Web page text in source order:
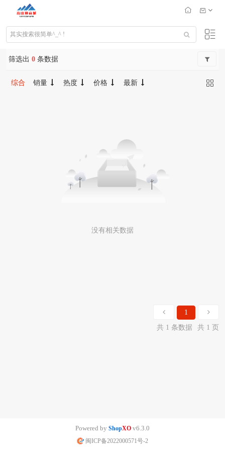
筛选出 0 条数据
综合 销量 热度 价格 最新
没有相关数据
1
共 1 条数据
共 1 页
Powered by ShopXO v6.3.0
闽ICP备2022000571号-2